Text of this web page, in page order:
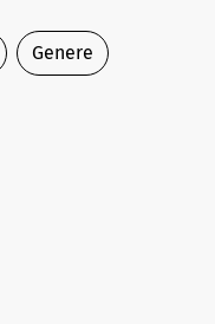
Genere